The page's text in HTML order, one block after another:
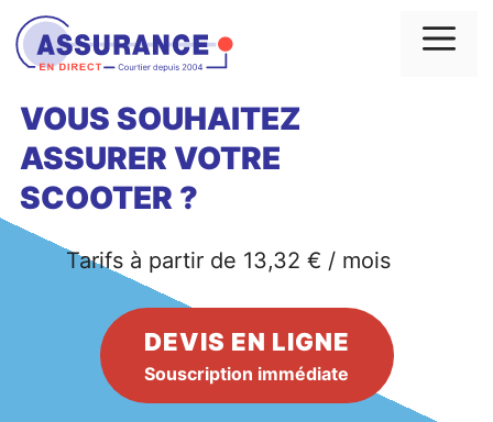
Aller
au
contenu
VOUS SOUHAITEZ
ASSURER VOTRE
SCOOTER ?
Tarifs à partir de 13,32 € / mois
DEVIS EN LIGNE
Souscription immédiate